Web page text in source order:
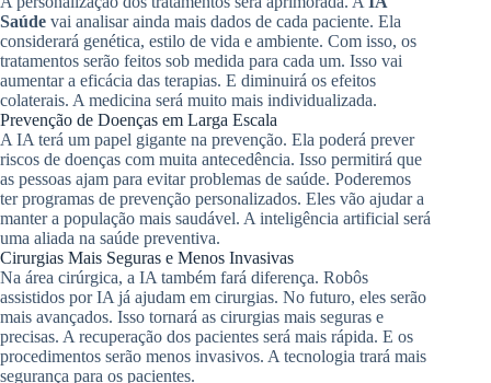
Saúde vai analisar ainda mais dados de cada paciente. Ela
considerará genética, estilo de vida e ambiente. Com isso, os
tratamentos serão feitos sob medida para cada um. Isso vai
aumentar a eficácia das terapias. E diminuirá os efeitos
colaterais. A medicina será muito mais individualizada.
Prevenção de Doenças em Larga Escala
A IA terá um papel gigante na prevenção. Ela poderá prever
riscos de doenças com muita antecedência. Isso permitirá que
as pessoas ajam para evitar problemas de saúde. Poderemos
ter programas de prevenção personalizados. Eles vão ajudar a
manter a população mais saudável. A inteligência artificial será
uma aliada na saúde preventiva.
Cirurgias Mais Seguras e Menos Invasivas
Na área cirúrgica, a IA também fará diferença. Robôs
assistidos por IA já ajudam em cirurgias. No futuro, eles serão
mais avançados. Isso tornará as cirurgias mais seguras e
precisas. A recuperação dos pacientes será mais rápida. E os
procedimentos serão menos invasivos. A tecnologia trará mais
segurança para os pacientes.